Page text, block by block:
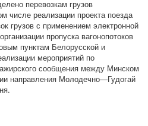
перевозкам грузов
числе реализации проекта поезда
грузов с применением электронной
пропуска вагонопотоков
пунктам Белорусской и
мероприятий по
сообщения между Минском
направления Молодечно—Гудогай